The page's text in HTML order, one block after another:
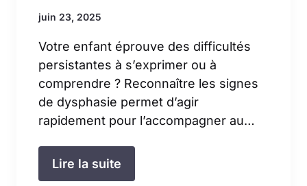
juin 23, 2025
Votre enfant éprouve des difficultés
persistantes à s’exprimer ou à
comprendre ? Reconnaître les signes
de dysphasie permet d’agir
rapidement pour l’accompagner au…
Lire la suite